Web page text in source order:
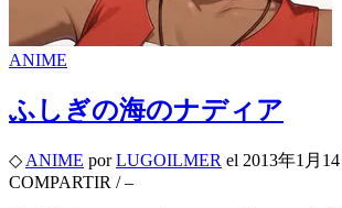
ANIME
ふしぎの海のナディア
◇ ANIME por LUGOILMER el 2013年1月14
COMPARTIR / –